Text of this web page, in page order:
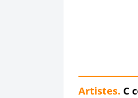
Artistes. C comme Charifen :